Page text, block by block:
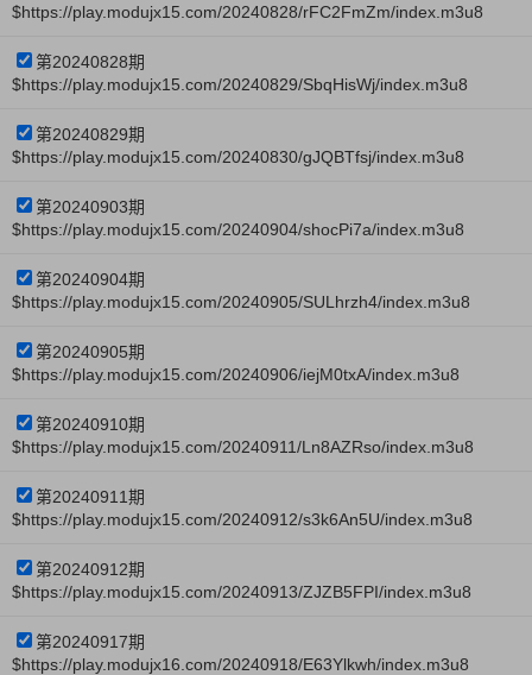
$https://play.modujx15.com/20240828/rFC2FmZm/index.m3u8
第20240828期
$https://play.modujx15.com/20240829/SbqHisWj/index.m3u8
第20240829期
$https://play.modujx15.com/20240830/gJQBTfsj/index.m3u8
第20240903期
$https://play.modujx15.com/20240904/shocPi7a/index.m3u8
第20240904期
$https://play.modujx15.com/20240905/SULhrzh4/index.m3u8
第20240905期
$https://play.modujx15.com/20240906/iejM0txA/index.m3u8
第20240910期
$https://play.modujx15.com/20240911/Ln8AZRso/index.m3u8
第20240911期
$https://play.modujx15.com/20240912/s3k6An5U/index.m3u8
第20240912期
$https://play.modujx15.com/20240913/ZJZB5FPI/index.m3u8
第20240917期
$https://play.modujx16.com/20240918/E63Ylkwh/index.m3u8